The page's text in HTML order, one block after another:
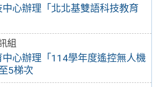
心辦理「北北基雙語科技教育
組
心辦理「114學年度遙控無人機
5梯次